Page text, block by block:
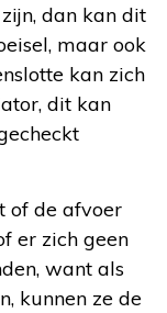
dan kan dit
maar ook
kan zich
dit kan
of de afvoer
er zich geen
want als
kunnen ze de